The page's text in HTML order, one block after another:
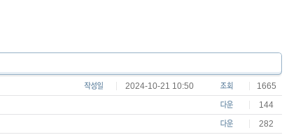
2024-10-21 10:50
1665
144
282